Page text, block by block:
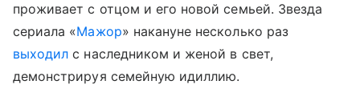
проживает с отцом и его новой семьей. Звезда
сериала «Мажор» накануне несколько раз
выходил с наследником и женой в свет,
демонстрируя семейную идиллию.